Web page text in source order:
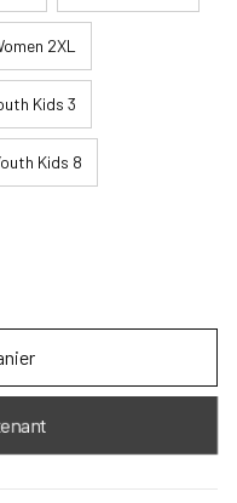
2XL
Kids 3
Kids 8